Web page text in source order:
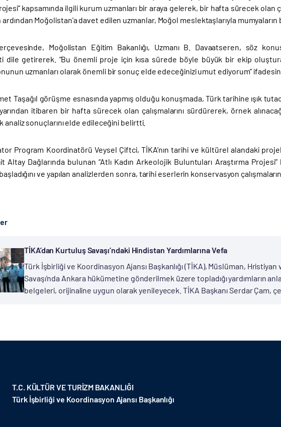
kapsamında ilgili kurum uzmanları bir araya gelerek, bir hafta sürecek
Moğolistan'a davet edilen uzmanlar, Moğol meslektaşlarıyla
Moğolistan Eğitim Bakanlığı, Uzmanı B. Davaatseren, söz
dile getirerek. “Bu önemli proje için kısa sürede böyle büyük bir ekip
uzmanları olarak önemli bir sonuç elde edeceğinizi umut ediyorum”
Taşağıl görüşme esnasında yapmış olduğu konuşmada, Türk tarihine ışık
itibaren bir hafta sürecek olan çalışmalarını sürdürerek, örnek
analiz sonuçlarını elde edileceğini belirtti.
Program Koordinatörü Veysel Çiftci, TİKA’nın tarihi ve kültürel alandaki
Altay Dağlarında bulunan “Atlı Kadın Arkeolojik Buluntuları Araştırma Projesi”
ve yapılan analizlerden sonra, tarihi eserlerin konservasyon
TİKA’dan Kurtuluş Savaşı’ndaki Hindistan Yardımlarına Vefa
Türk İşbirliği ve Koordinasyon Ajansı Başkanlığı (TİKA), Müslüman,
Savaşı'nda Ankara hükümetine gönderilmek üzere topladığı yardımların
belgeleri, orijinaline uygun olarak yenileyecek. TİKA Başkanı Serdar Çam,
T.C. KÜLTÜR VE TURİZM BAKANLIĞI
Türk İşbirliği ve Koordinasyon Ajansı Başkanlığı